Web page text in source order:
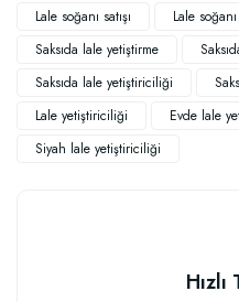
Lale soğanı satışı
Lale
Saksıda lale yetiştirme
Saksıda lale yetiştiriciliği
Lale yetiştiriciliği
Evde lale
Siyah lale yetiştiriciliği